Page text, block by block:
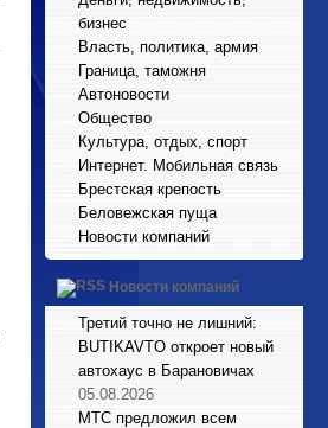
бизнес
Власть, политика, армия
Граница, таможня
Автоновости
Общество
Культура, отдых, спорт
Интернет. Мобильная связь
Брестская крепость
Беловежская пуща
Новости компаний
Новости компаний
Третий точно не лишний:
BUTIKAVTO откроет новый
автохаус в Барановичах
05.08.2026
МТС предложил всем